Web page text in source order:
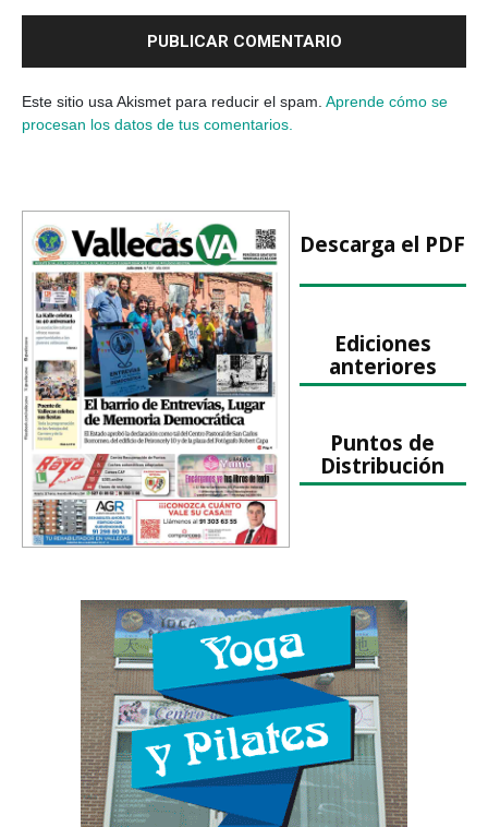
Este sitio usa Akismet para reducir el spam. Aprende cómo se
procesan los datos de tus comentarios.
Descarga el PDF
Ediciones
anteriores
Puntos de
Distribución